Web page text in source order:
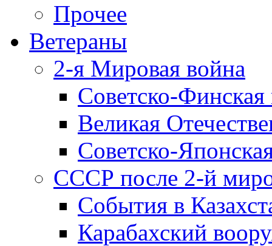
Прочее
Ветераны
2-я Мировая война
Советско-
Великая
Советско-
СССР после 2-й
События в
Карабахский